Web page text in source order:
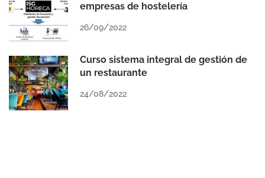
empresas de hostelería
26/09/2022
Curso sistema integral de gestión de
un restaurante
24/08/2022